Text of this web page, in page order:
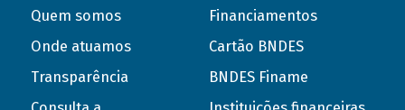
Quem somos
Onde atuamos
Transparência
Financiamentos
Cartão BNDES
BNDES Finame